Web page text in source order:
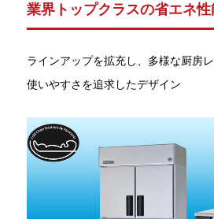
業界トップクラスの省エネ
ラインアップを拡充し、多様な厨房
使いやすさを追求したデザイン